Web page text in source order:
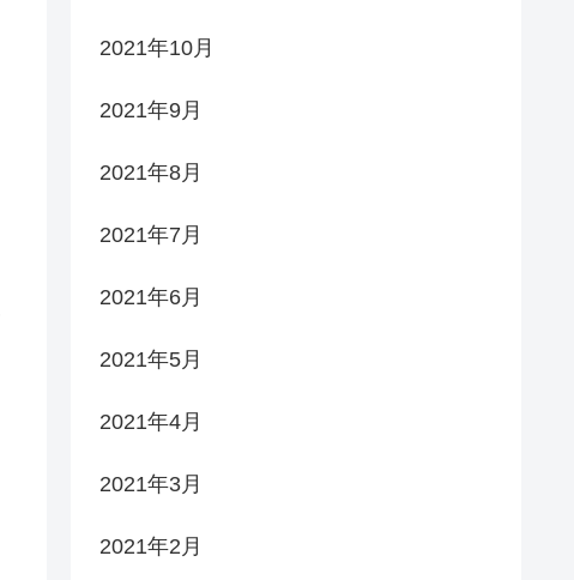
2021年10月
2021年9月
2021年8月
2021年7月
2021年6月
2021年5月
2021年4月
2021年3月
2021年2月